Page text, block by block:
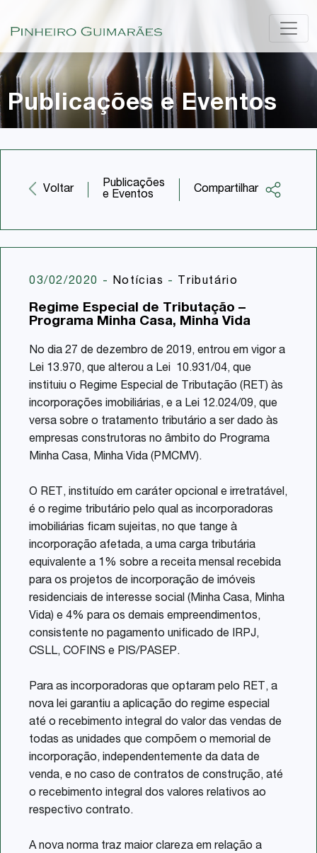
Publicações e Eventos
Voltar
Publicações
e Eventos
Compartilhar
Twitter
Share
03/02/2020 - Notícias - Tributário
Regime Especial de Tributação –
Programa Minha Casa, Minha Vida
No dia 27 de dezembro de 2019, entrou em vigor a
Lei 13.970, que alterou a Lei 10.931/04, que
instituiu o Regime Especial de Tributação (RET) às
incorporações imobiliárias, e a Lei 12.024/09, que
versa sobre o tratamento tributário a ser dado às
empresas construtoras no âmbito do Programa
Minha Casa, Minha Vida (PMCMV).
O RET, instituído em caráter opcional e irretratável,
é o regime tributário pelo qual as incorporadoras
imobiliárias ficam sujeitas, no que tange à
incorporação afetada, a uma carga tributária
equivalente a 1% sobre a receita mensal recebida
para os projetos de incorporação de imóveis
residenciais de interesse social (Minha Casa, Minha
Vida) e 4% para os demais empreendimentos,
consistente no pagamento unificado de IRPJ,
CSLL, COFINS e PIS/PASEP.
Para as incorporadoras que optaram pelo RET, a
nova lei garantiu a aplicação do regime especial
até o recebimento integral do valor das vendas de
todas as unidades que compõem o memorial de
incorporação, independentemente da data de
venda, e no caso de contratos de construção, até
o recebimento integral dos valores relativos ao
respectivo contrato.
A nova norma traz maior clareza em relação a